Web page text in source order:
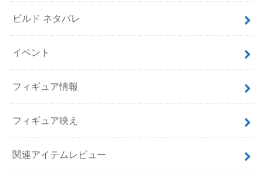
ビルド ネタバレ
イベント
フィギュア情報
フィギュア映え
関連アイテムレビュー